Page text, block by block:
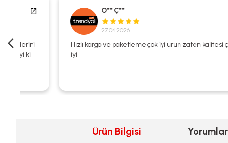
O** Ç**
27.04.2026
Hızlı kargo ve paketleme çok iyi ürün zaten kalitesi çok
Ürün Bilgisi Yorumlar